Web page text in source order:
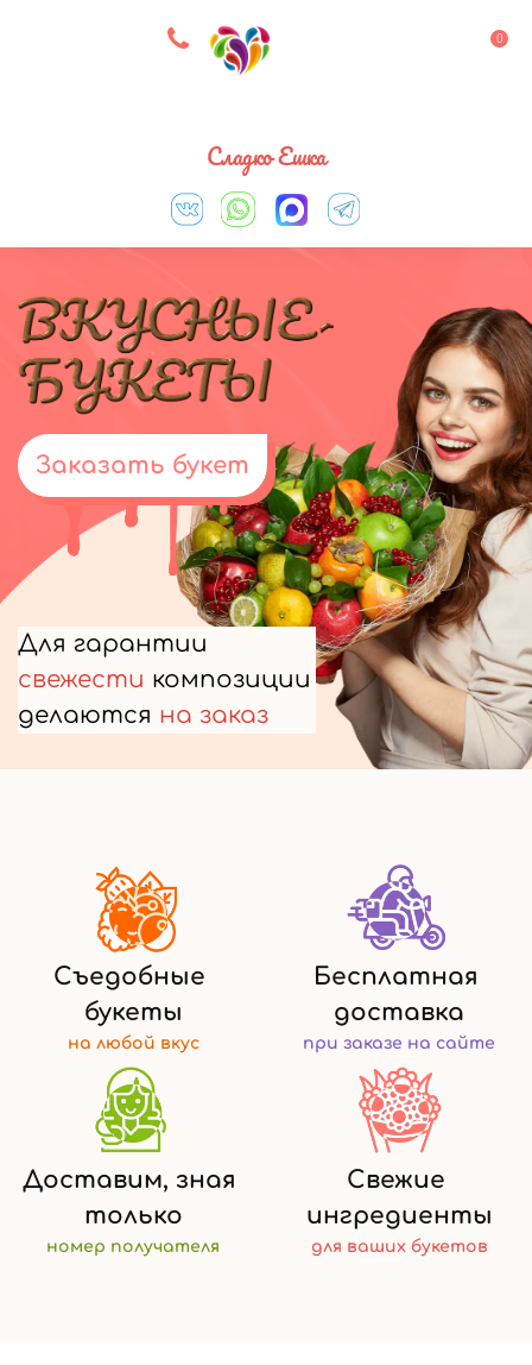
8 927 083 33 05 0
Сладко Ешка
Заказать букет
Для гарантии
свежести композиции
делаются на заказ
Съедобные
букеты
на любой вкус
Бесплатная
доставка
при заказе на сайте
Доставим, зная
только
номер получателя
Свежие
ингредиенты
для ваших букетов